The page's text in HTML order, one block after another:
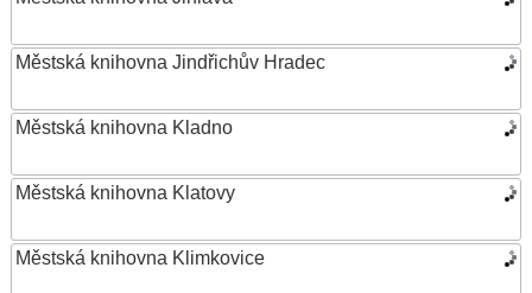
Městská knihovna Jindřichův Hradec
Městská knihovna Kladno
Městská knihovna Klatovy
Městská knihovna Klimkovice